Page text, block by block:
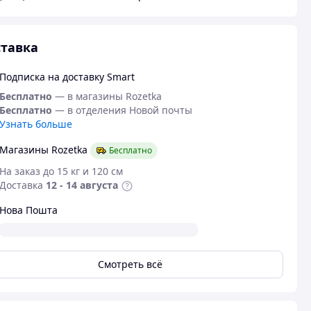
на доставку Smart
— в магазины Rozetka
— в отделения Новой почты
больше
Rozetka
Бесплатно
заказ до 15 кг и 120 см
12 - 14 августа
Пошта
Смотреть всё